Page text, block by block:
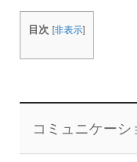
目次 [非表示]
コミュニケーシ